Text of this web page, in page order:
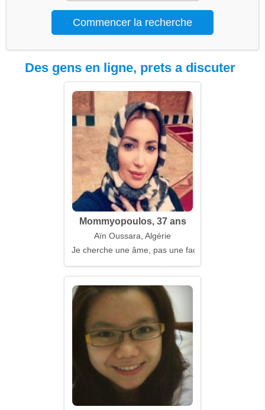
Des gens en ligne, prets a discuter
Mommyopoulos, 37 ans
Aïn Oussara, Algérie
Je cherche une âme, pas une façade